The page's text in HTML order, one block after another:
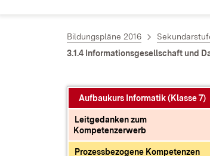
Bildungspläne 2016
3.1.4 Informationsgesellschaft und
Aufbaukurs Informatik (Klasse 7)
Leitgedanken zum
Kompetenzerwerb
Prozessbezogene Kompetenzen